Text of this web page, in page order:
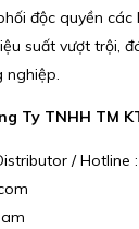
độc quyền
suất vượt trội,
nghiệp.
Ty TNHH TM
/ Hotline